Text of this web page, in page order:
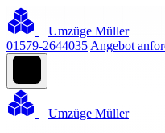
Umzüge Müller
01579-2644035 Angebot
Umzüge Müller